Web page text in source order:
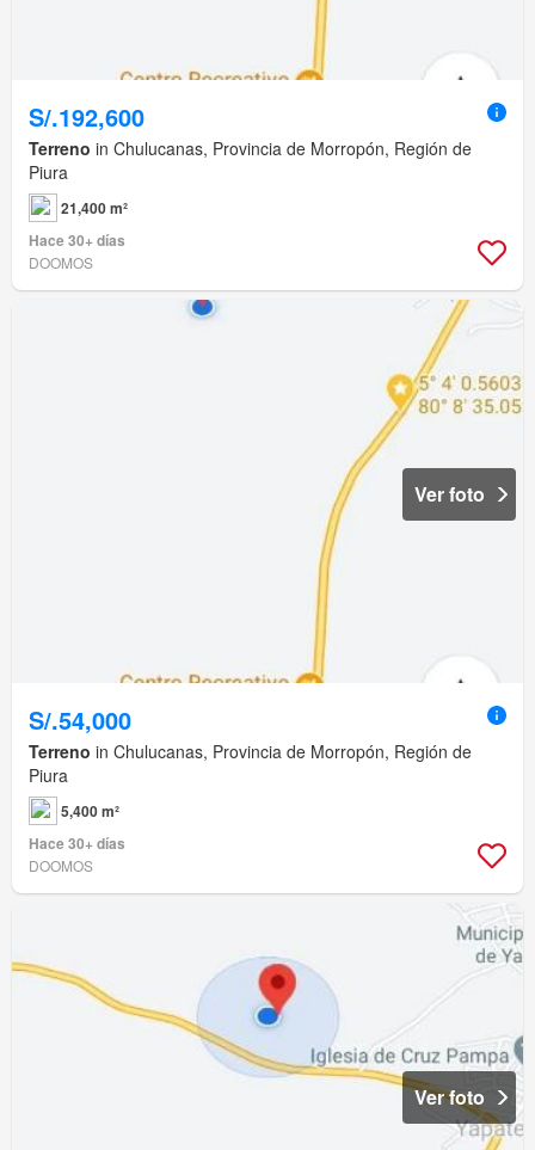
S/.192,600
Terreno in Chulucanas, Provincia de Morropón, Región de
Piura
21,400 m²
Hace 30+ días
DOOMOS
Ver foto
S/.54,000
Terreno in Chulucanas, Provincia de Morropón, Región de
Piura
5,400 m²
Hace 30+ días
DOOMOS
Ver foto